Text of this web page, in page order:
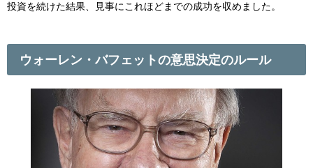
投資を続けた結果、見事にこれほどまでの成功を収めました。
ウォーレン・バフェットの意思決定のルール